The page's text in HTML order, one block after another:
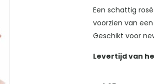
Een schattig
voorzien van
Geschikt voor
Levertijd van